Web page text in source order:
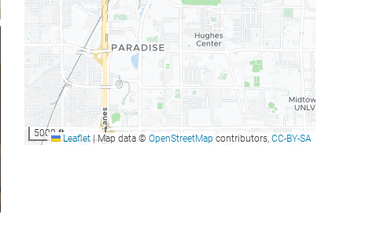
5000 ftLeaflet |Map data © OpenStreetMap contributors, CC-BY-SA